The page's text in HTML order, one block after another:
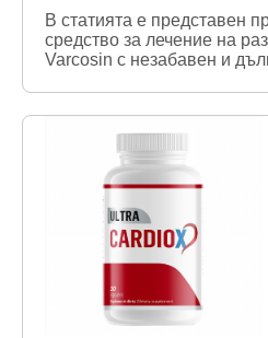
В статията е представен
средство за лечение на
Varcosin с незабавен и